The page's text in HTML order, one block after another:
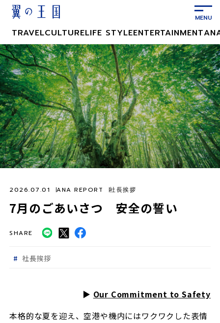
ン
テ
ン
ツ
に
ス
キ
ッ
プ
TRAVELCULTURELIFE STYLEENTERTAINMENT
7月のごあいさつ 安全の誓い
2026.07.01 ANA REPORT 社長挨拶
SHARE
社長挨拶
▶︎ Our Commitment to Safety
本格的な夏を迎え、空港や機内にはワクワクした表情